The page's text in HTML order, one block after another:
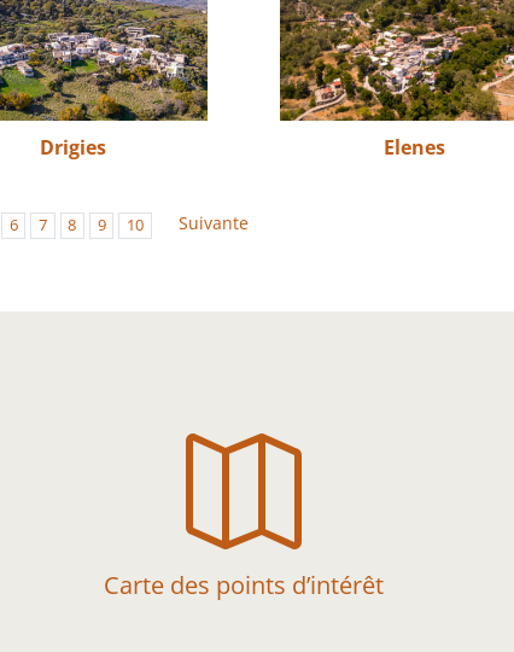
Drigies Elenes
6 7 8 9 10 Suivante

Carte des points d’intérêt